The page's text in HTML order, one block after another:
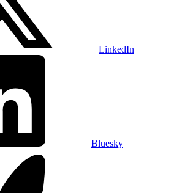
LinkedIn
Bluesky